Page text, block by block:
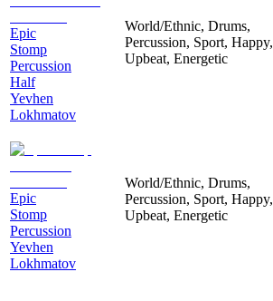
Epic
Stomp
Percussion
Half
Yevhen
Lokhmatov
World/Ethnic, Drums,
Percussion, Sport, Happy,
Upbeat, Energetic
Epic
Stomp
Percussion
Yevhen
Lokhmatov
World/Ethnic, Drums,
Percussion, Sport, Happy,
Upbeat, Energetic